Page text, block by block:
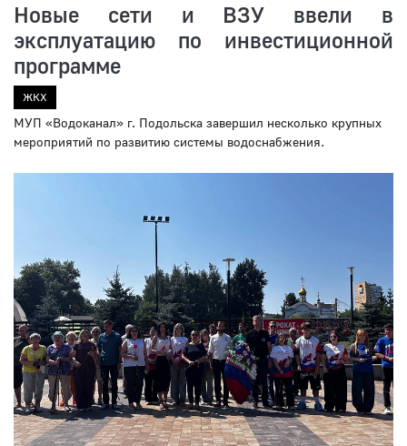
Новые сети и ВЗУ ввели в
эксплуатацию по инвестиционной
программе
ЖКХ
МУП «Водоканал» г. Подольска завершил несколько крупных
мероприятий по развитию системы водоснабжения.